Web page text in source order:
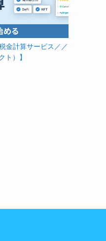
金計算サービス／／
ト）】